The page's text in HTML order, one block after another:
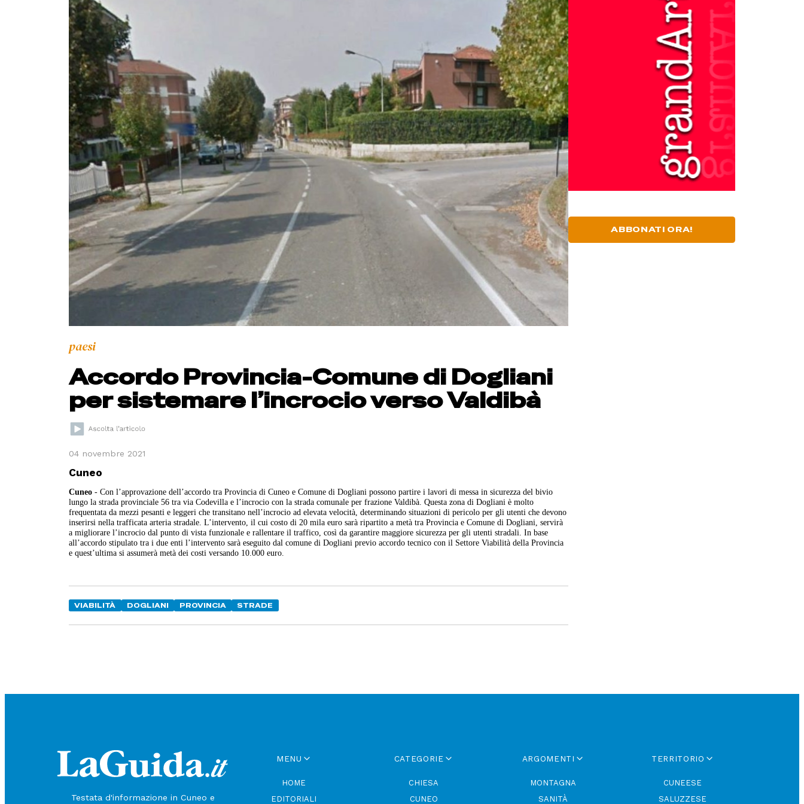
paesi
Accordo Provincia-Comune di Dogliani
per sistemare l’incrocio verso Valdibà
04 novembre 2021
Cuneo
Cuneo - Con l’approvazione dell’accordo tra Provincia di Cuneo e Comune di Dogliani possono partire i lavori di messa in sicurezza del bivio
lungo la strada provinciale 56 tra via Codevilla e l’incrocio con la strada comunale per frazione Valdibà. Questa zona di Dogliani è molto
frequentata da mezzi pesanti e leggeri che transitano nell’incrocio ad elevata velocità, determinando situazioni di pericolo per gli utenti che devono
inserirsi nella trafficata arteria stradale. L’intervento, il cui costo di 20 mila euro sarà ripartito a metà tra Provincia e Comune di Dogliani, servirà
a migliorare l’incrocio dal punto di vista funzionale e rallentare il traffico, così da garantire maggiore sicurezza per gli utenti stradali. In base
all’accordo stipulato tra i due enti l’intervento sarà eseguito dal comune di Dogliani previo accordo tecnico con il Settore Viabilità della Provincia
e quest’ultima si assumerà metà dei costi versando 10.000 euro.
VIABILITÀ DOGLIANI PROVINCIA STRADE
ABBONATI ORA!
Testata d'informazione in Cuneo e
MENU
HOME
EDITORIALI
CATEGORIE
CHIESA
CUNEO
ARGOMENTI
MONTAGNA
SANITÀ
TERRITORIO
CUNEESE
SALUZZESE